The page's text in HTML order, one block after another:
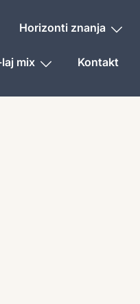
Horizonti znanja
mix Kontakt